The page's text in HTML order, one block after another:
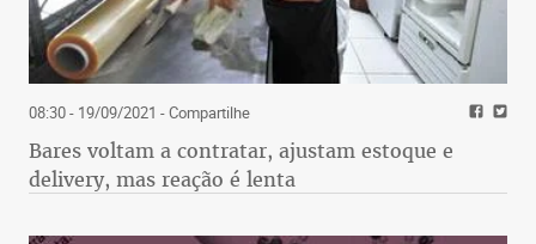
08:30 - 19/09/2021 - Compartilhe
Bares voltam a contratar, ajustam estoque e
delivery, mas reação é lenta